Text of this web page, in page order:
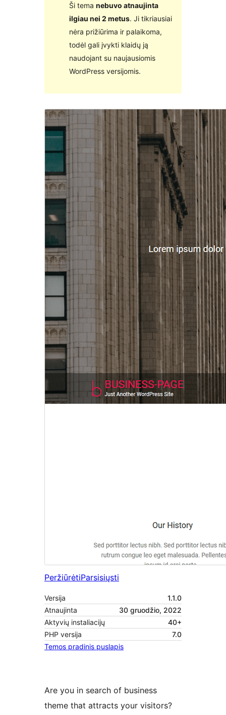
Ši tema nebuvo atnaujinta
ilgiau nei 2 metus. Ji tikriausiai
nėra prižiūrima ir palaikoma,
todėl gali įvykti klaidų ją
naudojant su naujausiomis
WordPress versijomis.
PeržiūrėtiParsisiųsti
Versija
1.1.0
Atnaujinta
30 gruodžio, 2022
Aktyvių instaliacijų
40+
PHP versija
7.0
Temos pradinis puslapis
Are you in search of business
theme that attracts your visitors?